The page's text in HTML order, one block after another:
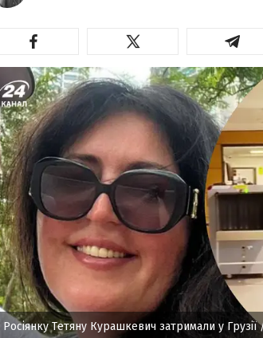
Росіянку Тетяну Курашкевич затримали у Грузії/